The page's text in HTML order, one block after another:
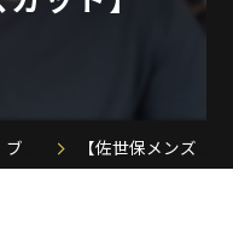
ブログ 【佐世保メンズカット】